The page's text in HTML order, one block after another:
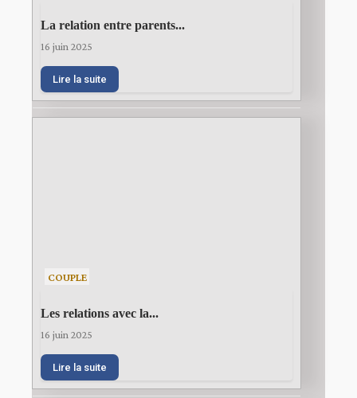
La relation entre parents...
16 juin 2025
Lire la suite
COUPLE
Les relations avec la...
16 juin 2025
Lire la suite